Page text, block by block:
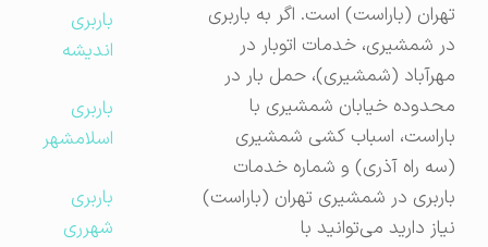
تهران (باراست) است. اگر به باربری
در شمشیری، خدمات اتوبار در
مهرآباد (شمشیری)، حمل بار در
محدوده خیابان شمشیری با
باراست، اسباب کشی شمشیری
(سه راه آذری) و شماره خدمات
باربری در شمشیری تهران (باراست)
نیاز دارید می‌توانید با
باربری
اندیشه
باربری
اسلامشهر
باربری
شهرری